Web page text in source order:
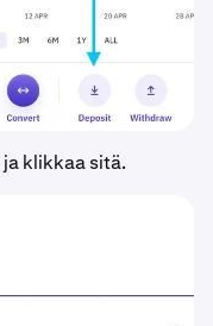
ja klikkaa sitä.